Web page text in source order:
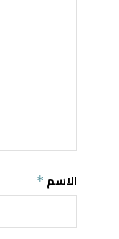
الاسم *